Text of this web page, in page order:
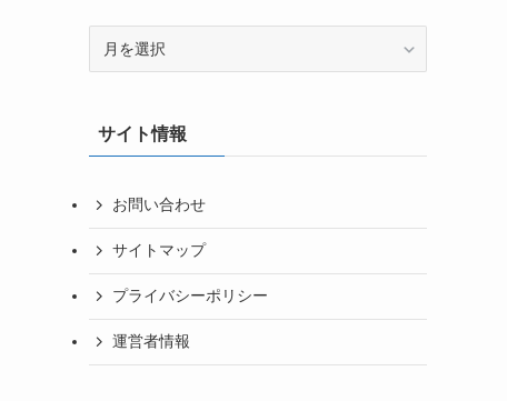
ブサイト情報
お問い合わせ
サイトマップ
プライバシーポリシー
運営者情報